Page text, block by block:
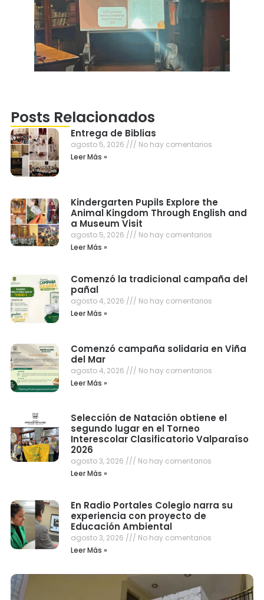
Posts Relacionados
Entrega de Biblias
agosto 5, 2026
No hay comentarios
Leer Más »
Kindergarten Pupils Explore the
Animal Kingdom Through English and
a Museum Visit
agosto 5, 2026
No hay comentarios
Leer Más »
Comenzó la tradicional campaña del
pañal
agosto 4, 2026
No hay comentarios
Leer Más »
Comenzó campaña solidaria en Viña
del Mar
agosto 4, 2026
No hay comentarios
Leer Más »
Selección de Natación obtiene el
segundo lugar en el Torneo
Interescolar Clasificatorio Valparaíso
2026
agosto 3, 2026
No hay comentarios
Leer Más »
En Radio Portales Colegio narra su
experiencia con proyecto de
Educación Ambiental
agosto 3, 2026
No hay comentarios
Leer Más »